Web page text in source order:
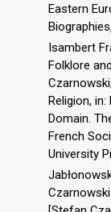
Eastern
Isambert
Folklore
Religion,
Domain.
French
University